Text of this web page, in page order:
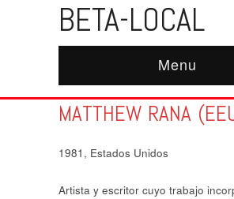
BETA-LOCAL
Menu
MATTHEW RANA
1981, Estados Unidos
Artista y escritor cuyo trabajo